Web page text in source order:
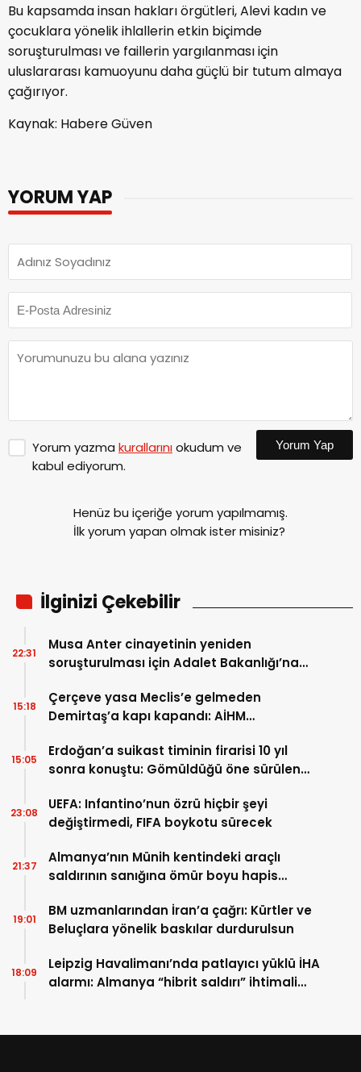
Bu kapsamda insan hakları örgütleri, Alevi kadın ve
çocuklara yönelik ihlallerin etkin biçimde
soruşturulması ve faillerin yargılanması için
uluslararası kamuoyunu daha güçlü bir tutum almaya
çağırıyor.
Kaynak: Habere Güven
YORUM YAP
Yorum yazma kurallarınıokudum ve
kabul ediyorum.
Yorum Yap
Henüz bu içeriğe yorum yapılmamış.
İlk yorum yapan olmak ister misiniz?
İlginizi Çekebilir
Musa Anter cinayetinin yeniden
soruşturulması için Adalet Bakanlığı’na
22:31
Çerçeve yasa Meclis’e gelmeden
Demirtaş’a kapı kapandı: AİHM
tartışması
15:18
Erdoğan’a suikast timinin firarisi 10 yıl
sonra konuştu: Gömüldüğü öne sürülen
15:05
UEFA: Infantino’nun özrü hiçbir şeyi
değiştirmedi, FIFA boykotu sürecek
23:08
Almanya’nın Münih kentindeki araçlı
saldırının sanığına ömür boyu hapis
21:37
BM uzmanlarından İran’a çağrı: Kürtler ve
Beluçlara yönelik baskılar durdurulsun
19:01
Leipzig Havalimanı’nda patlayıcı yüklü İHA
alarmı: Almanya “hibrit saldırı” ihtimali
18:09